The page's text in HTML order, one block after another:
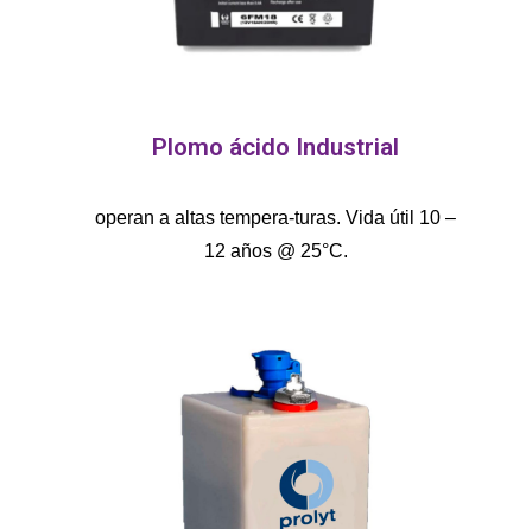
Plomo ácido Industrial
operan a altas tempera-turas. Vida útil 10 –
12 años @ 25°C.